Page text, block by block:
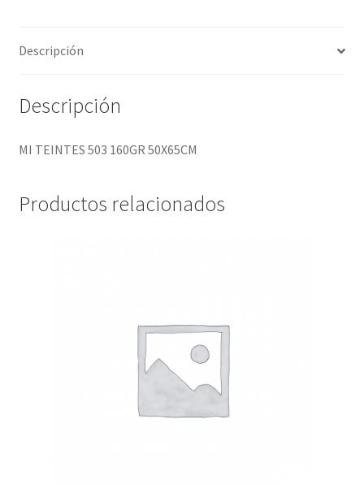
Descripción
Descripción
MI TEINTES 503 160GR 50X65CM
Productos relacionados